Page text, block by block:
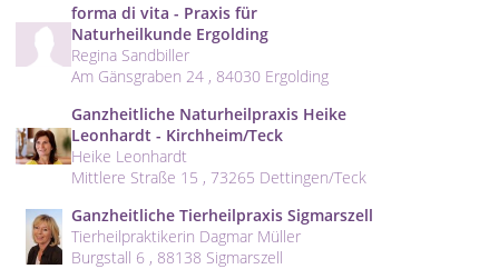
forma di vita - Praxis für
Naturheilkunde Ergolding
Regina Sandbiller
Am Gänsgraben 24 , 84030 Ergolding
Ganzheitliche Naturheilpraxis Heike
Leonhardt - Kirchheim/Teck
Heike Leonhardt
Mittlere Straße 15 , 73265 Dettingen/Teck
Ganzheitliche Tierheilpraxis Sigmarszell
Tierheilpraktikerin Dagmar Müller
Burgstall 6 , 88138 Sigmarszell